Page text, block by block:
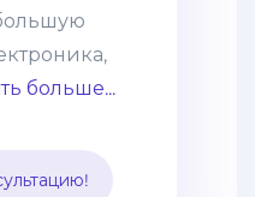
больше...
к
и те,